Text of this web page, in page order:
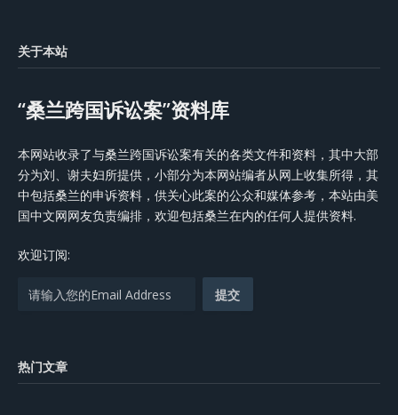
关于本站
“桑兰跨国诉讼案”资料库
本网站收录了与桑兰跨国诉讼案有关的各类文件和资料，其中大部
分为刘、谢夫妇所提供，小部分为本网站编者从网上收集所得，其
中包括桑兰的申诉资料，供关心此案的公众和媒体参考，本站由美
国中文网网友负责编排，欢迎包括桑兰在内的任何人提供资料.
欢迎订阅:
热门文章